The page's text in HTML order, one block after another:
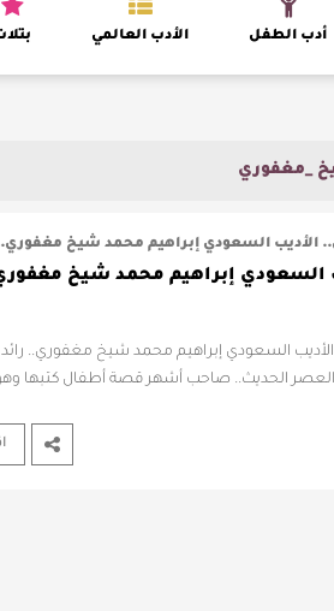
أدب الطفل الأدب العالمي
_مغفوري
السعودي إبراهيم محمد شيخ
إبراهيم محمد شيخ
السعودي إبراهيم محمد شيخ مغفوري..
الحديث.. صاحب أشهر قصة أطفال كتبها